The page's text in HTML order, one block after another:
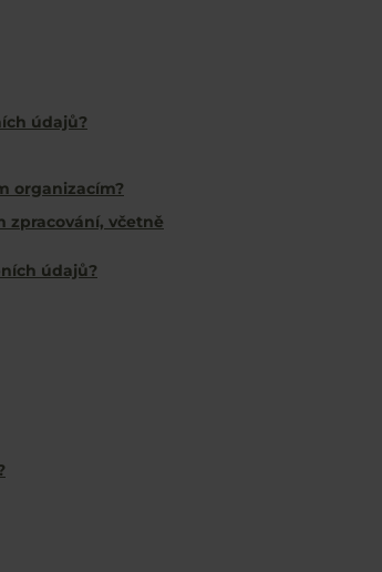
údajů?
organizacím?
zpracování, včetně
údajů?